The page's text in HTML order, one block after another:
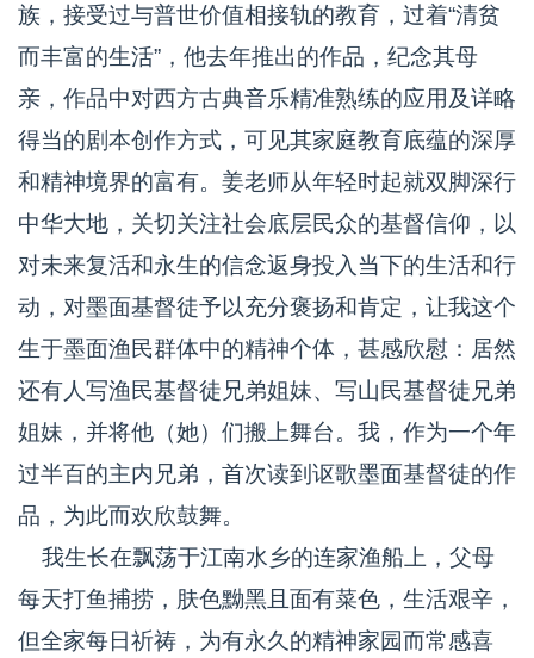
族，接受过与普世价值相接轨的教育，过着“清贫
而丰富的生活”，他去年推出的作品，纪念其母
亲，作品中对西方古典音乐精准熟练的应用及详略
得当的剧本创作方式，可见其家庭教育底蕴的深厚
和精神境界的富有。姜老师从年轻时起就双脚深行
中华大地，关切关注社会底层民众的基督信仰，以
对未来复活和永生的信念返身投入当下的生活和行
动，对墨面基督徒予以充分褒扬和肯定，让我这个
生于墨面渔民群体中的精神个体，甚感欣慰：居然
还有人写渔民基督徒兄弟姐妹、写山民基督徒兄弟
姐妹，并将他（她）们搬上舞台。我，作为一个年
过半百的主内兄弟，首次读到讴歌墨面基督徒的作
品，为此而欢欣鼓舞。
我生长在飘荡于江南水乡的连家渔船上，父母
每天打鱼捕捞，肤色黝黑且面有菜色，生活艰辛，
但全家每日祈祷，为有永久的精神家园而常感喜